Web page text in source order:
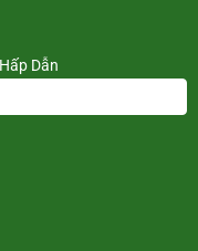
Dẫn